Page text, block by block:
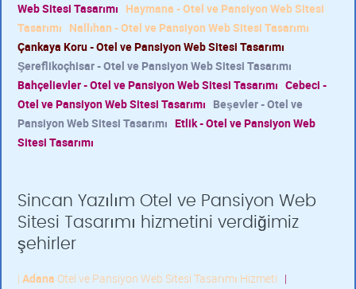
Web Sitesi Tasarımı Haymana - Otel ve Pansiyon Web Sitesi
Tasarımı Nallıhan - Otel ve Pansiyon Web Sitesi Tasarımı
Çankaya Koru - Otel ve Pansiyon Web Sitesi Tasarımı
Şereflikoçhisar - Otel ve Pansiyon Web Sitesi Tasarımı
Bahçelievler - Otel ve Pansiyon Web Sitesi Tasarımı Cebeci -
Otel ve Pansiyon Web Sitesi Tasarımı Beşevler - Otel ve
Pansiyon Web Sitesi Tasarımı Etlik - Otel ve Pansiyon Web
Sitesi Tasarımı
Sincan Yazılım Otel ve Pansiyon Web
Sitesi Tasarımı hizmetini verdiğimiz
şehirler
| Adana Otel ve Pansiyon Web Sitesi Tasarımı Hizmeti |